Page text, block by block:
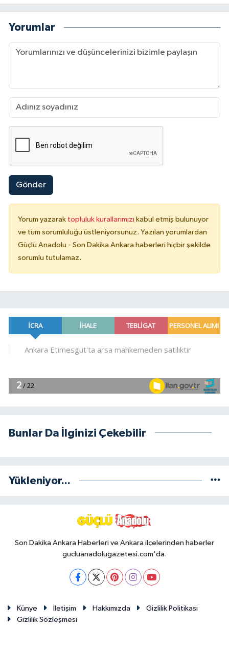
Yorumlar
Gönder
Yorum yazarak topluluk kurallarımızı kabul etmiş bulunuyor
ve tüm sorumluluğu üstleniyorsunuz. Yazılan yorumlardan
Güçlü Anadolu - Son Dakika Ankara haberleri hiçbir şekilde
sorumlu tutulamaz.
Bunlar Da İlginizi Çekebilir
Yükleniyor...
Son Dakika Ankara Haberleri ve Ankara ilçelerinden haberler
gucluanadolugazetesi.com'da.
Künye İletişim Hakkımızda
Gizlilik Politikası
Gizlilik Sözleşmesi